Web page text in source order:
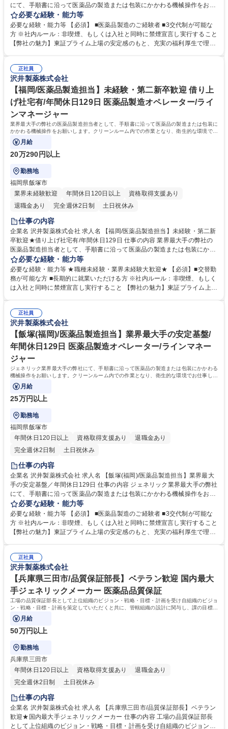
にて、手順書に沿って医薬品の製造または包装にかかわる機械操作をお願
いします。クリーンルーム内での作業となり、衛生的な環境でお仕事して
いただけます。 【入社後について】 入社後は約半年にわたり研修を実施
します。入社前の段階では専門的な知識は不要です。医薬品製造を通じて
社会貢献したいという意欲のある方はぜひご応募ください！ 【採用背景】
必要な経験・能力等
必要な経験・能力等 【必須】 ■医薬品製造のご経験者 ■3交代制が可能な
方 ※社内ルール：非喫煙、もしくは入社と同時に禁煙宣言し実行すること
【弊社の魅力】東証プライム上場の安定感のもと、充実の福利厚生で理想
心の教育体制と、育休復職率ほぼ100％の「人を大切にする文化」が自慢
です。長く腰を据えて働ける環境が整っています。 学歴・資格 学歴：大
学院 大学 高専 短大 専修学校 高校 語学力： 資格：
正社員
沢井製薬株式会社
【福岡/医薬品製造担当】未経験・第二新卒歓迎 借り上
げ社宅有/年間休日129日 医薬品製造オペレーター/ライ
ンマネージャー
業界最大手の弊社の医薬品製造担当者として、手順書に沿って医薬品の製造または包装に
かかわる機械操作をお願いします。クリーンルーム内での作業となり、衛生的な環境でお
仕事していただけます。
月給
20万290円以上
勤務地
福岡県飯塚市
業界未経験歓迎
年間休日120日以上
資格取得支援あり
退職金あり
完全週休2日制 土日祝休み
仕事の内容
企業名 沢井製薬株式会社 求人名 【福岡/医薬品製造担当】未経験・第二新
卒歓迎★借り上げ社宅有/年間休日129日 仕事の内容 業界最大手の弊社の
医薬品製造担当者として、手順書に沿って医薬品の製造または包装にかか
わる機械操作をお願いします。クリーンルーム内での作業となり、衛生的
な環境でお仕事していただけます。 【入社後について】 入社後は約半年
にわたり研修を実施します。入社前の段階では専門的な知識は不要です。
医薬品製造を通じて社会貢献したいという意欲のある方はぜひご応募くだ
日
必要な経験・能力等
必要な経験・能力等 ★職種未経験・業界未経験大歓迎★ 【必須】■交替勤
務が可能な方 ■長期的に就業いただける方 ※社内ルール：非喫煙、もしく
は入社と同時に禁煙宣言し実行すること 【弊社の魅力】東証プライム上場
宅手当や家族手当も充実。未経験でも安心の教育体制と、育休復職率ほぼ
100％の「人を大切にする文化」が自慢です。長く腰を据えて働ける環境
が整っています。 学歴・資格 学歴：大学院 大学 高専 短大 専修学校 高校
語学力： 資格：
正社員
沢井製薬株式会社
【飯塚(福岡)/医薬品製造担当】業界最大手の安定基盤/
年間休日129日 医薬品製造オペレーター/ラインマネー
ジャー
ジェネリック業界最大手の弊社にて、手順書に沿って医薬品の製造または包装にかかわる
機械操作をお願いします。クリーンルーム内での作業となり、衛生的な環境でお仕事して
いただけます。
月給
25万円以上
勤務地
福岡県飯塚市
年間休日120日以上
資格取得支援あり
退職金あり
完全週休2日制
土日祝休み
仕事の内容
企業名 沢井製薬株式会社 求人名 【飯塚(福岡)/医薬品製造担当】業界最大
手の安定基盤／年間休日129日 仕事の内容 ジェネリック業界最大手の弊社
にて、手順書に沿って医薬品の製造または包装にかかわる機械操作をお願
いします。クリーンルーム内での作業となり、衛生的な環境でお仕事して
いただけます。 【入社後について】 入社後は約半年にわたり研修を実施
します。入社前の段階では専門的な知識は不要です。医薬品製造を通じて
社会貢献したいという意欲のある方はぜひご応募ください！ 【採用背景】
必要な経験・能力等
必要な経験・能力等 【必須】 ■医薬品製造のご経験者 ■3交代制が可能な
方 ※社内ルール：非喫煙、もしくは入社と同時に禁煙宣言し実行すること
【弊社の魅力】東証プライム上場の安定感のもと、充実の福利厚生で理想
心の教育体制と、育休復職率ほぼ100％の「人を大切にする文化」が自慢
です。長く腰を据えて働ける環境が整っています。 学歴・資格 学歴：大
学院 大学 高専 短大 専修学校 高校 語学力： 資格：
正社員
沢井製薬株式会社
【兵庫県三田市/品質保証部長】ベテラン歓迎 国内最大
手ジェネリックメーカー 医薬品品質保証
工場の品質保証部長として上位組織のビジョン・戦略・目標・計画を受け自組織のビジョ
ン・戦略・目標・計画を策定していただくと共に、管轄組織の設計に関与し、課の目標管
理、部門全体の人材育成を通じて組織をあ
月給
50万円以上
勤務地
兵庫県三田市
年間休日120日以上
資格取得支援あり
退職金あり
完全週休2日制
土日祝休み
仕事の内容
企業名 沢井製薬株式会社 求人名 【兵庫県三田市/品質保証部長】ベテラン
歓迎★国内最大手ジェネリックメーカー 仕事の内容 工場の品質保証部長
として上位組織のビジョン・戦略・目標・計画を受け自組織のビジョン・